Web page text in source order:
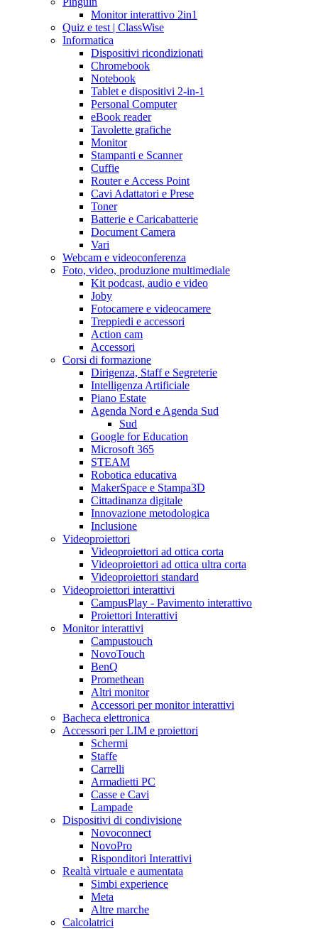
Monitor interattivo 2in1
Quiz e test | ClassWise
Informatica
Dispositivi ricondizionati
Chromebook
Notebook
Tablet e dispositivi 2-in-1
Personal Computer
eBook reader
Tavolette grafiche
Monitor
Stampanti e Scanner
Cuffie
Router e Access Point
Cavi Adattatori e Prese
Toner
Batterie e Caricabatterie
Document Camera
Vari
Webcam e videoconferenza
Foto, video, produzione multimediale
Kit podcast, audio e video
Joby
Fotocamere e videocamere
Treppiedi e accessori
Action cam
Accessori
Corsi di formazione
Dirigenza, Staff e Segreterie
Intelligenza Artificiale
Piano Estate
Agenda Nord e Agenda Sud
Sud
Google for Education
Microsoft 365
STEAM
Robotica educativa
MakerSpace e Stampa3D
Cittadinanza digitale
Innovazione metodologica
Inclusione
Videoproiettori
Videoproiettori ad ottica corta
Videoproiettori ad ottica ultra corta
Videoproiettori standard
Videoproiettori interattivi
CampusPlay - Pavimento interattivo
Proiettori Interattivi
Monitor interattivi
Campustouch
NovoTouch
BenQ
Promethean
Altri monitor
Accessori per monitor interattivi
Bacheca elettronica
Accessori per LIM e proiettori
Schermi
Staffe
Carrelli
Armadietti PC
Casse e Cavi
Lampade
Dispositivi di condivisione
Novoconnect
NovoPro
Risponditori Interattivi
Realtà virtuale e aumentata
Simbi experience
Meta
Altre marche
Calcolatrici